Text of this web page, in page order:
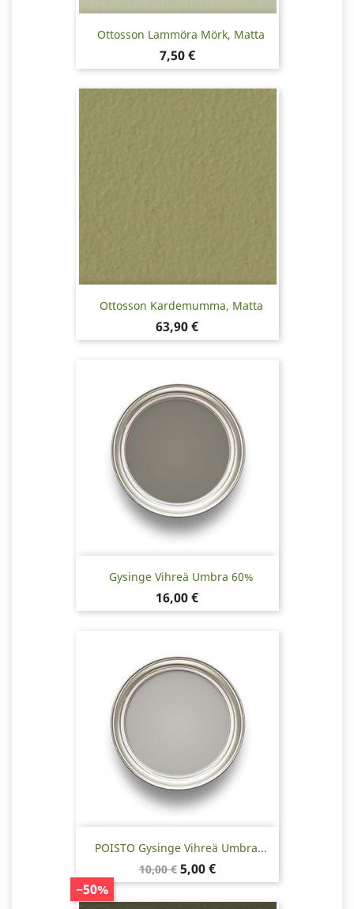
Ottosson Lammöra Mörk, Matta
Hinta
7,50 €
Ottosson Kardemumma, Matta
Hinta
63,90 €
Gysinge Vihreä Umbra 60%
Hinta
16,00 €
POISTO Gysinge Vihreä Umbra...
Normaalihinta
10,00 €
−50%
Hinta
5,00 €